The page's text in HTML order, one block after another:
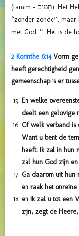
(tamim - תָּמִים). Het Hebreeuwse woord “tamim” betekent niet
“zonder zonde”,
met God. “ Het is de
2 Korinthe 6:14 Vorm
heeft gerechtigheid
gemeenschap is er
En welke
deelt een gelovige
Of welk verband is
Want u bent de
heeft: Ik zal in hun
zal hun God zijn
Ga daarom uit hun
en raak het
en Ik zal u tot een
zijn, zegt de